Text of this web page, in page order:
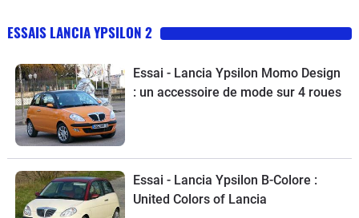
ESSAIS LANCIA YPSILON 2
Essai - Lancia Ypsilon Momo Design
: un accessoire de mode sur 4 roues
Essai - Lancia Ypsilon B-Colore :
United Colors of Lancia